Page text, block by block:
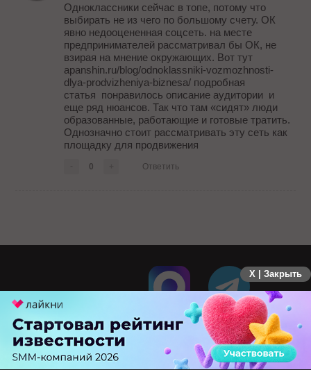
Одноклассники сейчас в топе, потому что
выбирать не из чего по большому счету. ОК
явно недооцененная соцсеть. на месте
предпринимателей рассматривал бы ОК, не
взирая на мнение окружающих. Вот тут
apanshin.ru/blog/odnoklassniki-vozmozhnosti-
dlya-prodvizheniya-biznesa/ подробная
статья понравилось описание аудитории и
еще ряд нюансов. Так что там «сидят» люди
образованные, работающие и готовые тратить.
Однозначно стоит рассматривать эту сеть как
площадку для продвижения
0 Ответить
X | Закрыть
ПЕРЕЙТИ НА ПОЛНУЮ ВЕРСИЮ
© SEOnews.ru Все права защищены. 2026